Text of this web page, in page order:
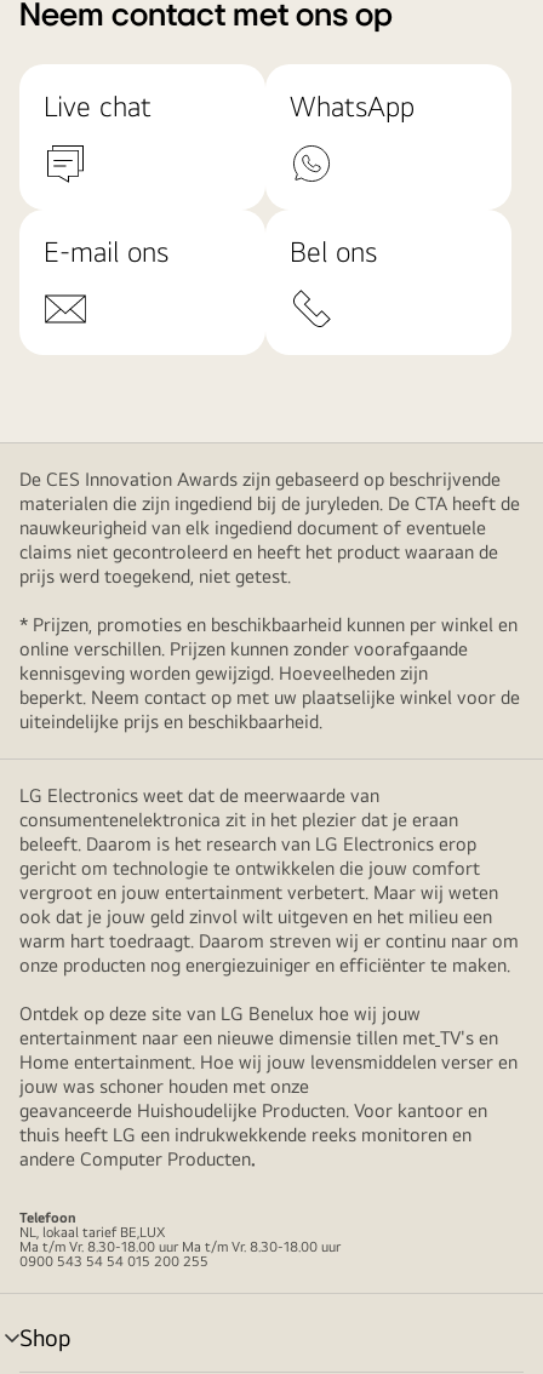
Neem contact met ons op
Live chat WhatsApp
E-mail ons Bel ons
De CES Innovation Awards zijn gebaseerd op beschrijvende
materialen die zijn ingediend bij de juryleden. De CTA heeft de
nauwkeurigheid van elk ingediend document of eventuele
claims niet gecontroleerd en heeft het product waaraan de
prijs werd toegekend, niet getest.
* Prijzen, promoties en beschikbaarheid kunnen per winkel en
online verschillen. Prijzen kunnen zonder voorafgaande
kennisgeving worden gewijzigd. Hoeveelheden zijn
beperkt. Neem contact op met uw plaatselijke winkel voor de
uiteindelijke prijs en beschikbaarheid.
LG Electronics weet dat de meerwaarde van
consumentenelektronica zit in het plezier dat je eraan
beleeft. Daarom is het research van LG Electronics erop
gericht om technologie te ontwikkelen die jouw comfort
vergroot en jouw entertainment verbetert. Maar wij weten
ook dat je jouw geld zinvol wilt uitgeven en het milieu een
warm hart toedraagt. Daarom streven wij er continu naar om
onze producten nog energiezuiniger en efficiënter te maken.
Ontdek op deze site van LG Benelux hoe wij jouw
entertainment naar een nieuwe dimensie tillen met TV's en
Home entertainment. Hoe wij jouw levensmiddelen verser en
jouw was schoner houden met onze
geavanceerde Huishoudelijke Producten. Voor kantoor en
thuis heeft LG een indrukwekkende reeks monitoren en
andere Computer Producten.
Telefoon
NL, lokaal tarief BE,LUX
Ma t/m Vr. 8.30-18.00 uur Ma t/m Vr. 8.30-18.00 uur
0900 543 54 54 015 200 255
Shop
menu